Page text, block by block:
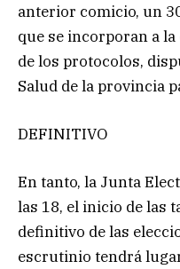
anterior comicio, un
que se incorporan a
de los protocolos,
Salud de la provincia
DEFINITIVO
En tanto, la Junta
las 18, el inicio de las
definitivo de las
escrutinio tendrá